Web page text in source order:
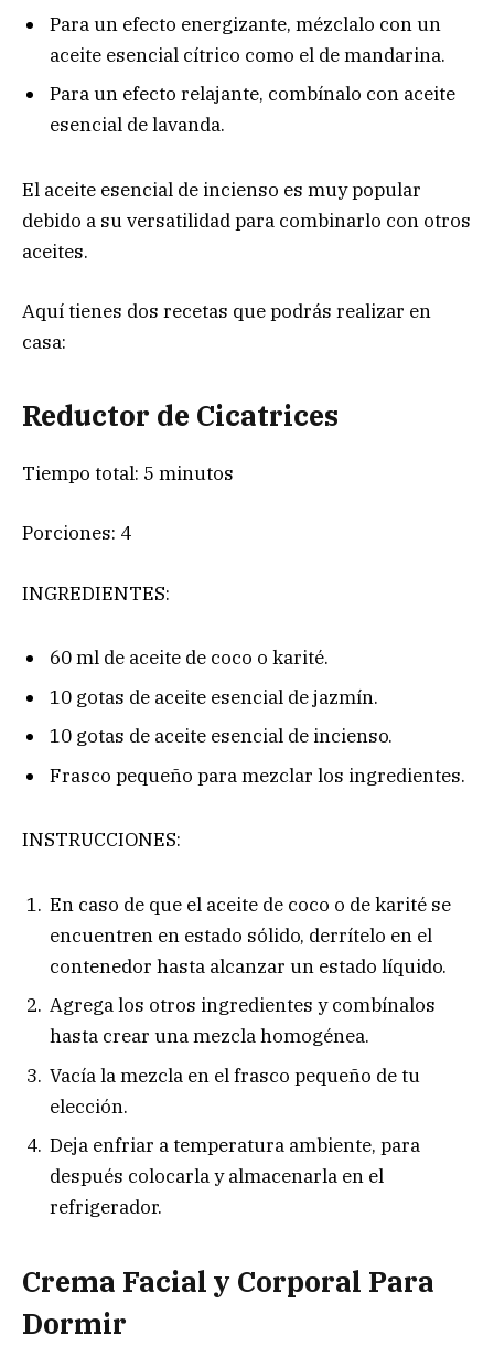
Para un efecto energizante, mézclalo con un
aceite esencial cítrico como el de mandarina.
Para un efecto relajante, combínalo con aceite
esencial de lavanda.
El aceite esencial de incienso es muy popular
debido a su versatilidad para combinarlo con otros
aceites.
Aquí tienes dos recetas que podrás realizar en
casa:
Reductor de Cicatrices
Tiempo total: 5 minutos
Porciones: 4
INGREDIENTES:
60 ml de aceite de coco o karité.
10 gotas de aceite esencial de jazmín.
10 gotas de aceite esencial de incienso.
Frasco pequeño para mezclar los ingredientes.
INSTRUCCIONES:
En caso de que el aceite de coco o de karité se
encuentren en estado sólido, derrítelo en el
contenedor hasta alcanzar un estado líquido.
Agrega los otros ingredientes y combínalos
hasta crear una mezcla homogénea.
Vacía la mezcla en el frasco pequeño de tu
elección.
Deja enfriar a temperatura ambiente, para
después colocarla y almacenarla en el
refrigerador.
Crema Facial y Corporal Para
Dormir